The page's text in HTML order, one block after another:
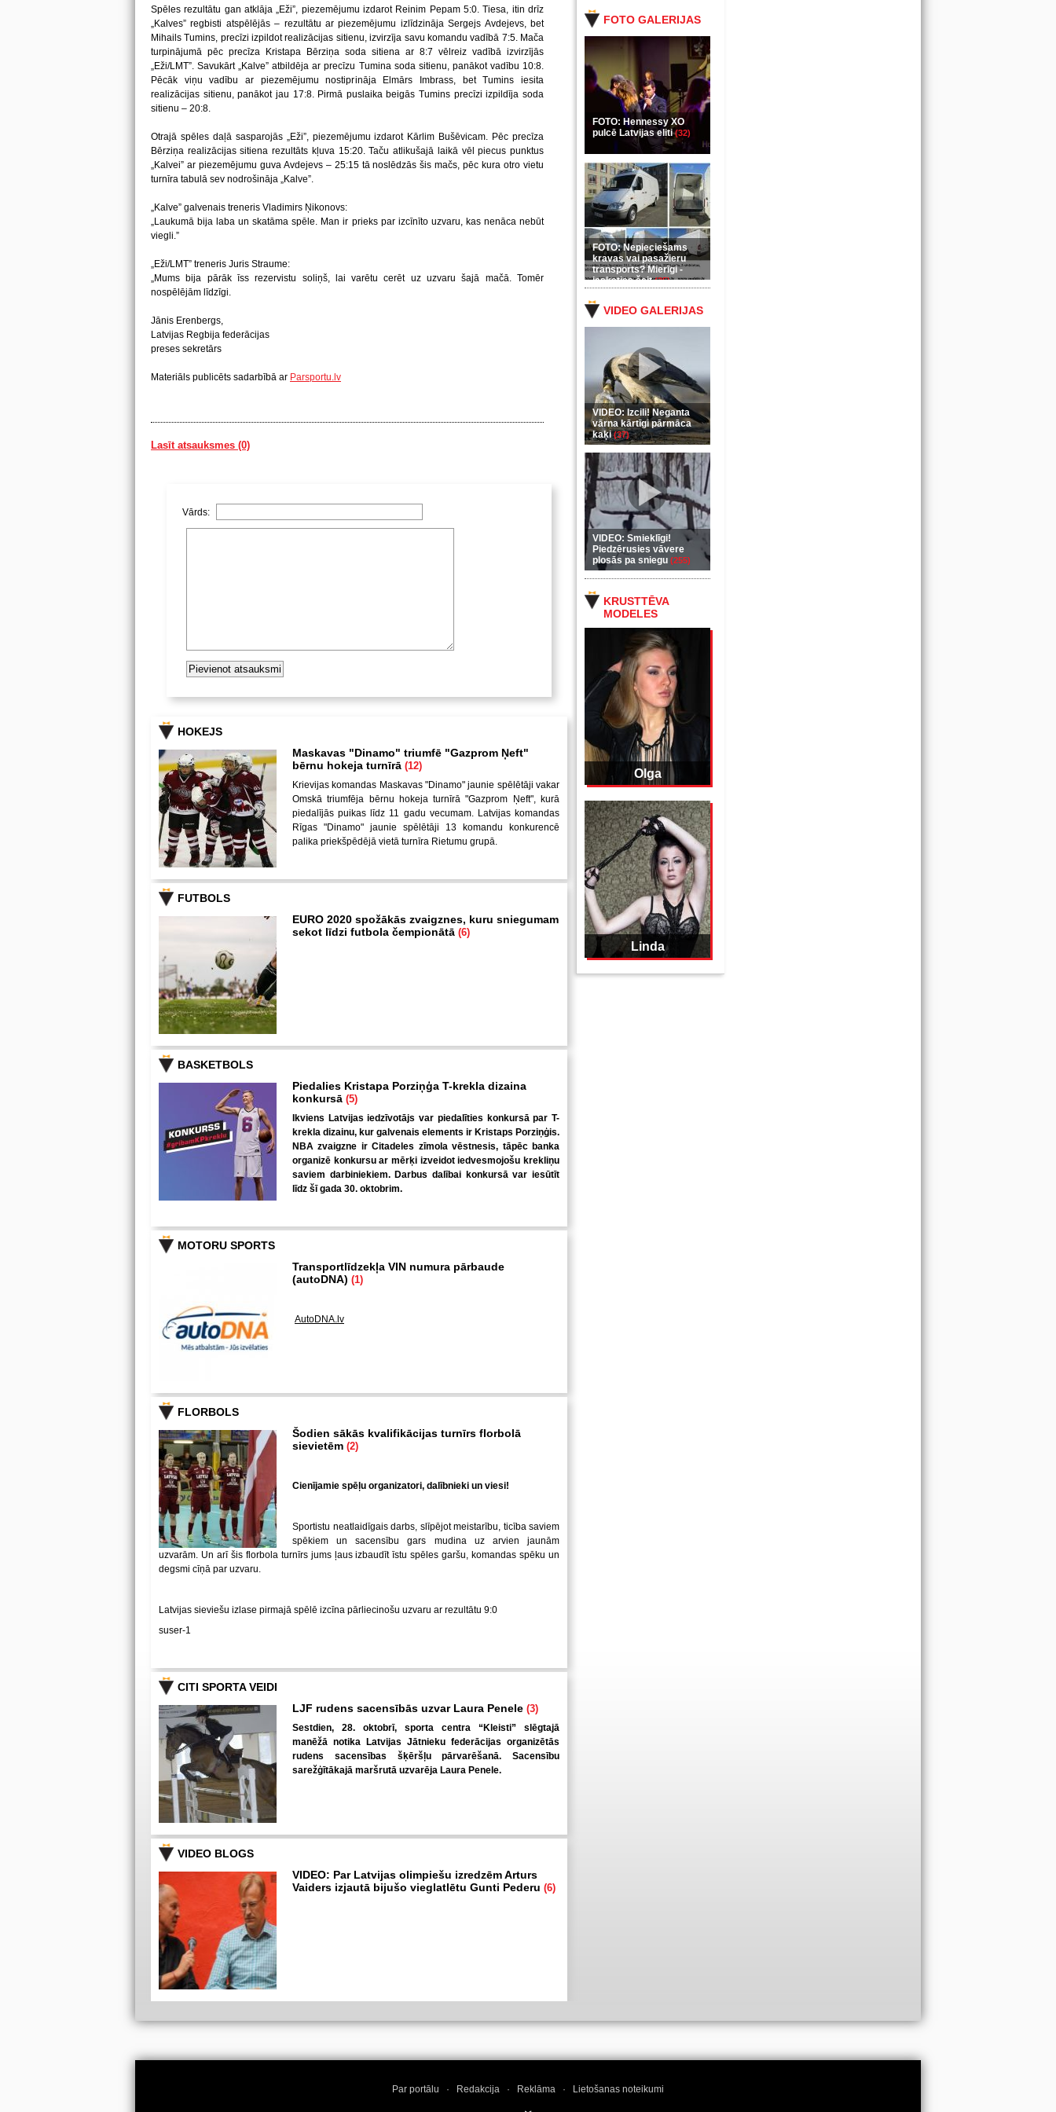
FOTO GALERIJAS
FOTO: Hennessy XO
pulcē Latvijas eliti(32)
FOTO: Nepieciešams
kravas vai pasažieru
transports? Mierīgi -
ieskaties šeit(35)
VIDEO GALERIJAS
VIDEO: Izcili! Neganta
vārna kārtīgi pārmāca
kaķi(37)
VIDEO: Smieklīgi!
Piedzērusies vāvere
plosās pa sniegu (255)
KRUSTTĒVA
MODELES
Olga
Linda
Spēles rezultātu gan atklāja „Eži”, piezemējumu izdarot Reinim Pepam 5:0. Tiesa, itin drīz
„Kalves” regbisti atspēlējās – rezultātu ar piezemējumu izlīdzināja Sergejs Avdejevs, bet
Mihails Tumins, precīzi izpildot realizācijas sitienu, izvirzīja savu komandu vadībā 7:5. Mača
turpinājumā pēc precīza Kristapa Bērziņa soda sitiena ar 8:7 vēlreiz vadībā izvirzījās
„Eži/LMT”. Savukārt „Kalve” atbildēja ar precīzu Tumina soda sitienu, panākot vadību 10:8.
Pēcāk viņu vadību ar piezemējumu nostiprināja Elmārs Imbrass, bet Tumins iesita
realizācijas sitienu, panākot jau 17:8. Pirmā puslaika beigās Tumins precīzi izpildīja soda
sitienu – 20:8.
Otrajā spēles daļā sasparojās „Eži”, piezemējumu izdarot Kārlim Bušēvicam. Pēc precīza
Bērziņa realizācijas sitiena rezultāts kļuva 15:20. Taču atlikušajā laikā vēl piecus punktus
„Kalvei” ar piezemējumu guva Avdejevs – 25:15 tā noslēdzās šis mačs, pēc kura otro vietu
turnīra tabulā sev nodrošināja „Kalve”.
„Kalve” galvenais treneris Vladimirs Ņikonovs:
„Laukumā bija laba un skatāma spēle. Man ir prieks par izcīnīto uzvaru, kas nenāca nebūt
viegli.”
„Eži/LMT” treneris Juris Straume:
„Mums bija pārāk īss rezervistu soliņš, lai varētu cerēt uz uzvaru šajā mačā. Tomēr
nospēlējām līdzīgi.
Jānis Erenbergs,
Latvijas Regbija federācijas
preses sekretārs
Materiāls publicēts sadarbībā ar Parsportu.lv
Lasīt atsauksmes (0)
Vārds:
HOKEJS
Maskavas "Dinamo" triumfē "Gazprom Ņeft"
bērnu hokeja turnīrā (12)
Krievijas komandas Maskavas "Dinamo" jaunie spēlētāji vakar
Omskā triumfēja bērnu hokeja turnīrā "Gazprom Ņeft", kurā
piedalījās puikas līdz 11 gadu vecumam. Latvijas komandas
Rīgas "Dinamo" jaunie spēlētāji 13 komandu konkurencē
palika priekšpēdējā vietā turnīra Rietumu grupā.
FUTBOLS
EURO 2020 spožākās zvaigznes, kuru sniegumam
sekot līdzi futbola čempionātā (6)
BASKETBOLS
Piedalies Kristapa Porziņģa T-krekla dizaina
konkursā (5)
Ikviens Latvijas iedzīvotājs var piedalīties konkursā par T-
krekla dizainu, kur galvenais elements ir Kristaps Porziņģis.
NBA zvaigzne ir Citadeles zīmola vēstnesis, tāpēc banka
organizē konkursu ar mērķi izveidot iedvesmojošu krekliņu
saviem darbiniekiem. Darbus dalībai konkursā var iesūtīt
līdz šī gada 30. oktobrim.
MOTORU SPORTS
Transportlīdzekļa VIN numura pārbaude
(autoDNA) (1)
AutoDNA.lv
FLORBOLS
Šodien sākās kvalifikācijas turnīrs florbolā
sievietēm (2)
Cienījamie spēļu organizatori, dalībnieki un viesi!
Sportistu neatlaidīgais darbs, slīpējot meistarību, ticība saviem
spēkiem un sacensību gars mudina uz arvien jaunām
uzvarām. Un arī šis florbola turnīrs jums ļaus izbaudīt īstu spēles garšu, komandas spēku un
degsmi cīņā par uzvaru.
Latvijas sieviešu izlase pirmajā spēlē izcīna pārliecinošu uzvaru ar rezultātu 9:0
suser-1
CITI SPORTA VEIDI
LJF rudens sacensībās uzvar Laura Penele (3)
Sestdien, 28. oktobrī, sporta centra “Kleisti” slēgtajā
manēžā notika Latvijas Jātnieku federācijas organizētās
rudens sacensības šķēršļu pārvarēšanā. Sacensību
sarežģītākajā maršrutā uzvarēja Laura Penele.
VIDEO BLOGS
VIDEO: Par Latvijas olimpiešu izredzēm Arturs
Vaiders izjautā bijušo vieglatlētu Gunti Pederu (6)
Par portālu · Redakcija · Reklāma · Lietošanas noteikumi